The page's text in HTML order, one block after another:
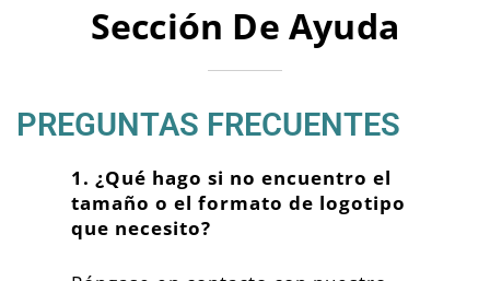
Sección De Ayuda
PREGUNTAS FRECUENTES
1. ¿Qué hago si no encuentro el
tamaño o el formato de logotipo
que necesito?